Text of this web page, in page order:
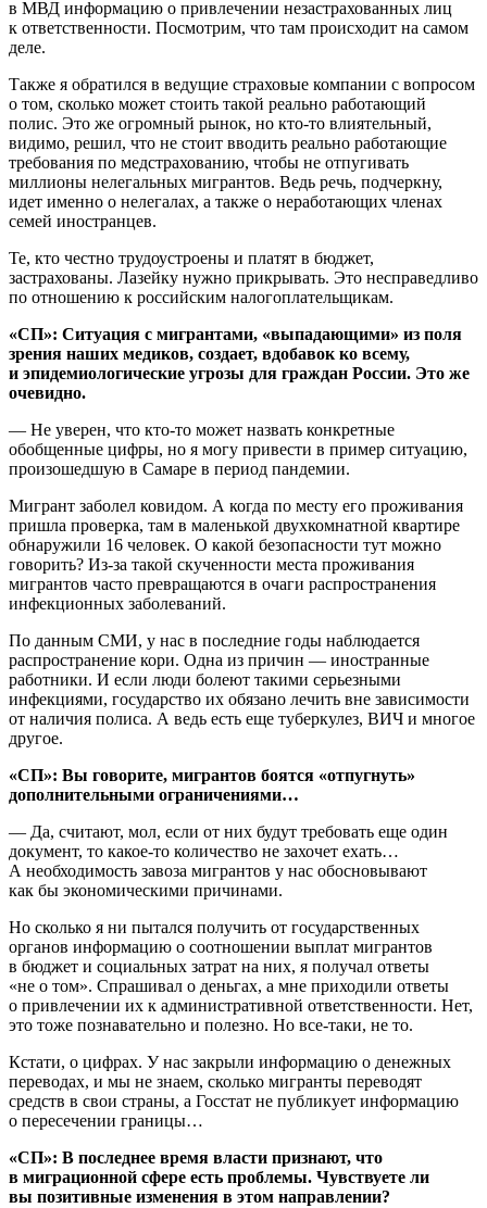
в МВД информацию о привлечении незастрахованных лиц
к ответственности. Посмотрим, что там происходит на самом
деле.
Также я обратился в ведущие страховые компании с вопросом
о том, сколько может стоить такой реально работающий
полис. Это же огромный рынок, но кто-то влиятельный,
видимо, решил, что не стоит вводить реально работающие
требования по медстрахованию, чтобы не отпугивать
миллионы нелегальных мигрантов. Ведь речь, подчеркну,
идет именно о нелегалах, а также о неработающих членах
семей иностранцев.
Те, кто честно трудоустроены и платят в бюджет,
застрахованы. Лазейку нужно прикрывать. Это несправедливо
по отношению к российским налогоплательщикам.
«СП»: Ситуация с мигрантами, «выпадающими» из поля
зрения наших медиков, создает, вдобавок ко всему,
и эпидемиологические угрозы для граждан России. Это же
очевидно.
— Не уверен, что кто-то может назвать конкретные
обобщенные цифры, но я могу привести в пример ситуацию,
произошедшую в Самаре в период пандемии.
Мигрант заболел ковидом. А когда по месту его проживания
пришла проверка, там в маленькой двухкомнатной квартире
обнаружили 16 человек. О какой безопасности тут можно
говорить? Из-за такой скученности места проживания
мигрантов часто превращаются в очаги распространения
инфекционных заболеваний.
По данным СМИ, у нас в последние годы наблюдается
распространение кори. Одна из причин — иностранные
работники. И если люди болеют такими серьезными
инфекциями, государство их обязано лечить вне зависимости
от наличия полиса. А ведь есть еще туберкулез, ВИЧ и многое
другое.
«СП»: Вы говорите, мигрантов боятся «отпугнуть»
дополнительными ограничениями…
— Да, считают, мол, если от них будут требовать еще один
документ, то какое-то количество не захочет ехать…
А необходимость завоза мигрантов у нас обосновывают
как бы экономическими причинами.
Но сколько я ни пытался получить от государственных
органов информацию о соотношении выплат мигрантов
в бюджет и социальных затрат на них, я получал ответы
«не о том». Спрашивал о деньгах, а мне приходили ответы
о привлечении их к административной ответственности. Нет,
это тоже познавательно и полезно. Но все-таки, не то.
Кстати, о цифрах. У нас закрыли информацию о денежных
переводах, и мы не знаем, сколько мигранты переводят
средств в свои страны, а Госстат не публикует информацию
о пересечении границы…
«СП»: В последнее время власти признают, что
в миграционной сфере есть проблемы. Чувствуете ли
вы позитивные изменения в этом направлении?